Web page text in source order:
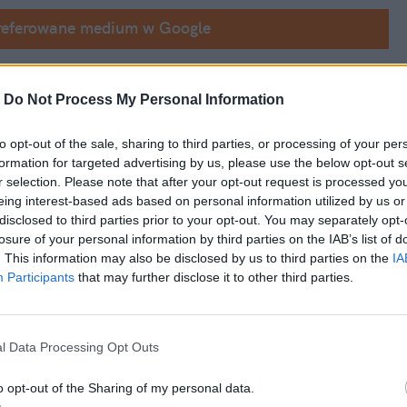
Do Not Process My Personal Information
opt-out of the sale, sharing to third parties, or processing of your
for targeted advertising by us, please use the below opt-out
selection. Please note that after your opt-out request is processed
interest-based ads based on personal information utilized by us
to third parties prior to your opt-out. You may separately
of your personal information by third parties on the IAB’s list of
This information may also be disclosed by us to third parties on the
Participants that may further disclose it to other third parties.
Data Processing Opt Outs
opt-out of the Sharing of my personal data.
medium w Google
dokumentu, datowanego na 10 sierpnia
zobowiązał się do dożywotniej opieki